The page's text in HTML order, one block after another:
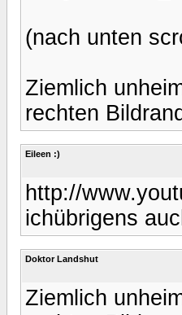
(nach unten
Ziemlich
rechten
Eileen :)
http://
ichübrigens
Doktor Landshut
Ziemlich